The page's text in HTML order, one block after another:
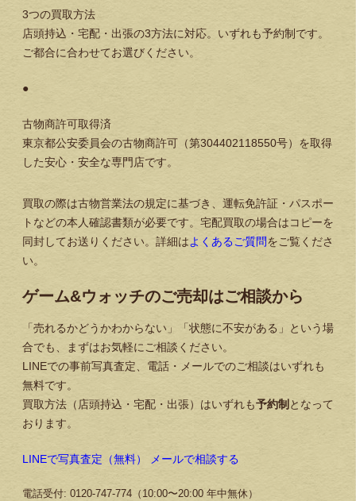
3つの買取方法
店頭持込・宅配・出張の3方法に対応。いずれも予約制です。
ご都合に合わせてお選びください。
●
古物商許可取得済
東京都公安委員会の古物商許可（第304402118550号）を取得
した安心・安全な専門店です。
買取の際は古物営業法の規定に基づき、運転免許証・パスポー
トなどの本人確認書類が必要です。宅配買取の場合はコピーを
同封してお送りください。詳細はよくあるご質問をご覧くださ
い。
ゲーム&ウォッチのご売却はご相談から
「売れるかどうかわからない」「状態に不安がある」という場
合でも、まずはお気軽にご相談ください。
LINEでの事前写真査定、電話・メールでのご相談はいずれも
無料です。
買取方法（店頭持込・宅配・出張）はいずれも予約制 となって
おります。
LINEで写真査定（無料） メールで相談する
電話受付: 0120-747-774（10:00〜20:00 年中無休）